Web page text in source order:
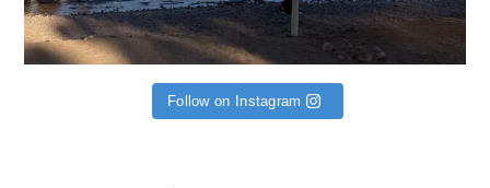
Follow on Instagram